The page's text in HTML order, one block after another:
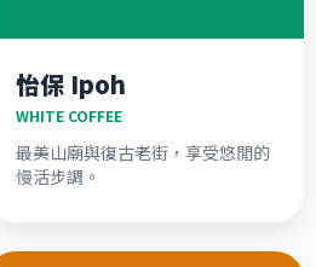
怡保 Ipoh
WHITE COFFEE
最美山廟與復古老街，享受悠閒的
慢活步調。